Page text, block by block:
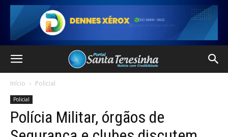
Início Policial
Policial
Polícia Militar, órgãos de